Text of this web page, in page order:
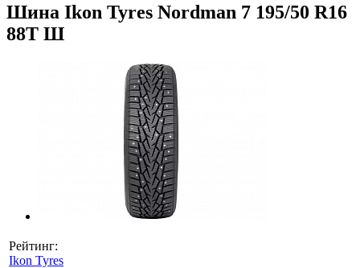
Шина Ikon Tyres Nordman 7 195/50 R16
88T Ш
Рейтинг:
Ikon Tyres